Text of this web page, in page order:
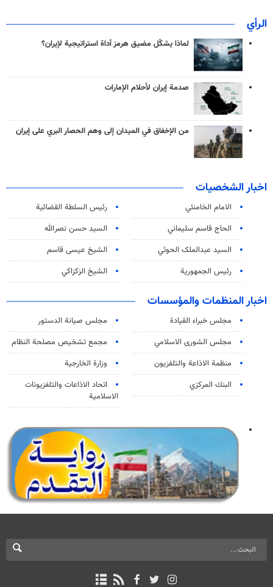
الرأي
لماذا يشكّل مضيق هرمز أداة استراتيجية لإيران؟
صدمة إيران لأحلام الإمارات
من الإخفاق في الميدان إلى وهم الحصار البري على إيران
اخبار الشخصيات
الامام الخامنئي
رئیس السلطة القضائیة
الحاج قاسم سليماني
السيد حسن نصرالله
السید عبدالملک الحوثي
الشيخ عيسى قاسم
رئيس الجمهورية
الشيخ الزكزاكي
اخبار المنظمات والمؤسسات
مجلس خبراء القيادة
مجلس صيانة الدستور
مجلس الشورى الاسلامي
مجمع تشخيص مصلحة النظام
منظمة الاذاعة والتلفزیون
وزارة الخارجية
البنك المركزي
اتحاد الاذاعات والتلفزيونات
الاسلامية